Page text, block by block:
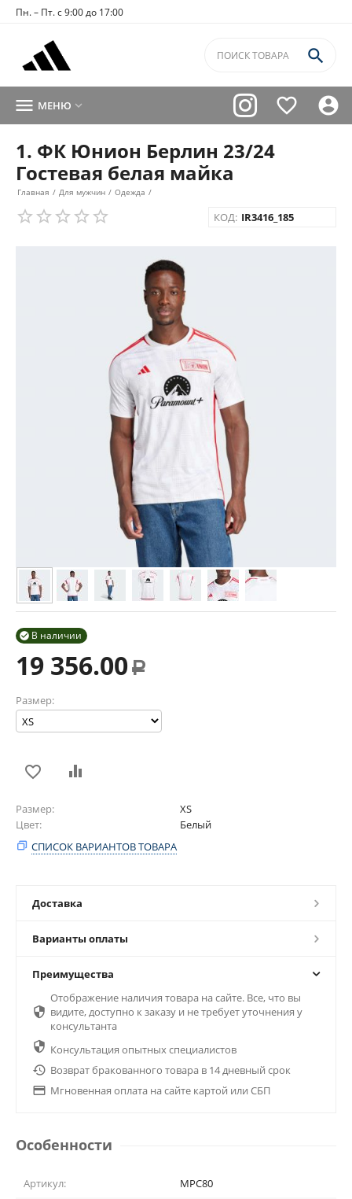
Пн. – Пт. с 9:00 до 17:00



 МЕНЮ 
1. ФК Юнион Берлин 23/24
Гостевая белая майка
Главная / Для мужчин / Одежда /
КОД: IR3416_185
В наличии

19 356.00 Р
Размер:
Размер
XS
Цвет
Белый
СПИСОК ВАРИАНТОВ ТОВАРА
Доставка
Варианты оплаты
Преимущества

Отображение наличия товара на сайте. Все, что вы
видите, доступно к заказу и не требует уточнения у
консультанта
 Консультация опытных специалистов
 Возврат бракованного товара в 14 дневный срок
 Мгновенная оплата на сайте картой или СБП
Особенности
Артикул:
MPC80